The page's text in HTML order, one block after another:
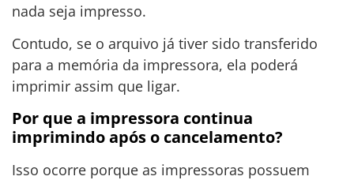
nada seja impresso.
Contudo, se o arquivo já tiver sido transferido
para a memória da impressora, ela poderá
imprimir assim que ligar.
Por que a impressora continua
imprimindo após o cancelamento?
Isso ocorre porque as impressoras possuem